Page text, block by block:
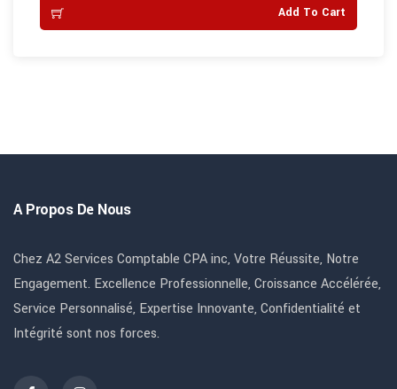
Add To Cart
A Propos De Nous
Chez A2 Services Comptable CPA inc, Votre Réussite, Notre
Engagement. Excellence Professionnelle, Croissance Accélérée,
Service Personnalisé, Expertise Innovante, Confidentialité et
Intégrité sont nos forces.